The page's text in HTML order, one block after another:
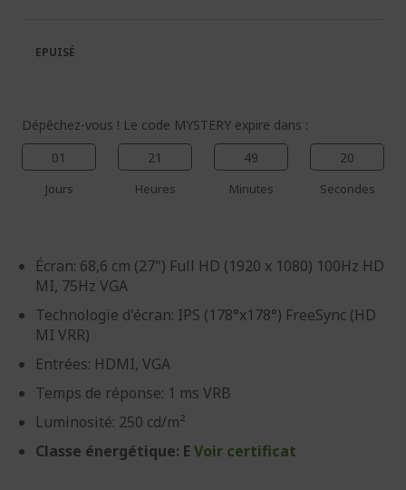
galerie
d’images
Galerie
d’images
Dépêchez-vous ! Le code MYSTERY expire dans :
01
Jours
21
Heures
49
Minutes
19
Secondes
Écran: 68,6 cm (27") Full HD (1920 x 1080) 100Hz HD
MI, 75Hz VGA
Technologie d'écran: IPS (178°x178°) FreeSync (HD
MI VRR)
Entrées: HDMI, VGA
Temps de réponse: 1 ms VRB
Luminosité: 250 cd/m²
Classe énergétique: E Voir certificat
EPUISÉ